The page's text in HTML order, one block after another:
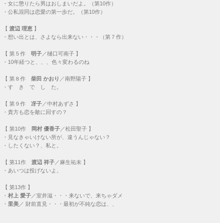
・ 女に懲りたら男はおしまいだよ。（第10作）
・ 公私混同は恋愛の第一歩だ。（第10作）
【 渡辺 理恵 】
・ 想い出とは、さよなら出来ない・・・（第７作）
【 第５作 明子／樋口可南子 】
・ 10年経つと、、、色々変わるのね
【 第８作 柴田 かおり ／南野陽子 】
・ す き で し た。
【 第９作 冴子／中村あずさ 】
・ 貴方も恋を敵に回すの？
【 第10作 岡村 優香子／松田聖子 】
・ 見なきゃいけない所が、違うんじゃない？
・
したくない？、私と。
【 第11作 渡辺 祥子／麻生祐未 】
・ あいつは投げないよ。
【 第13作 】
・ 村上 愛子／室井滋・・・ 来ないで、来ちゃダメ
・ 里美／ 財前直見・・・ 最初が不純な恋は、、